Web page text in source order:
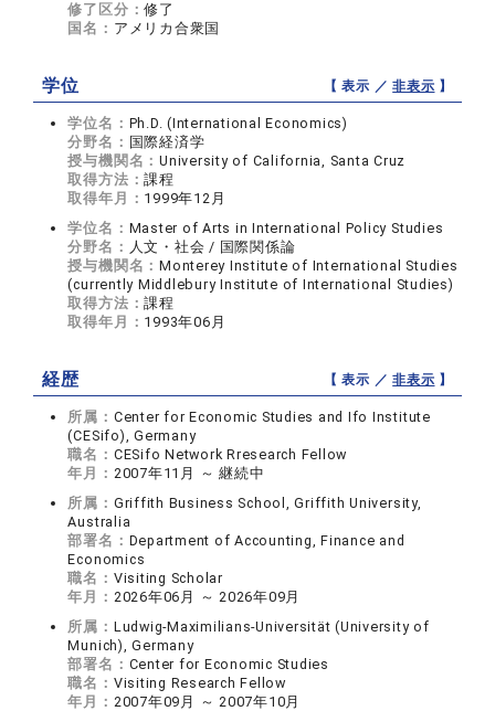
修了区分：修了
国名： アメリカ合衆国
学位 【 表示 ／非表示 】
学位名： Ph.D. (International Economics)
分野名： 国際経済学
授与機関名：University of California, Santa Cruz
取得方法：課程
取得年月： 1999年12月
学位名： Master of Arts in International Policy Studies
分野名： 人文・社会 / 国際関係論
授与機関名：Monterey Institute of International Studies
(currently Middlebury Institute of International Studies)
取得方法：課程
取得年月： 1993年06月
経歴 【 表示 ／非表示 】
所属： Center for Economic Studies and Ifo Institute
(CESifo), Germany
職名： CESifo Network Rresearch Fellow
年月： 2007年11月 ～ 継続中
所属： Griffith Business School, Griffith University,
Australia
部署名： Department of Accounting, Finance and
Economics
職名： Visiting Scholar
年月： 2026年06月 ～ 2026年09月
所属： Ludwig-Maximilians-Universität (University of
Munich), Germany
部署名： Center for Economic Studies
職名： Visiting Research Fellow
年月： 2007年09月 ～ 2007年10月